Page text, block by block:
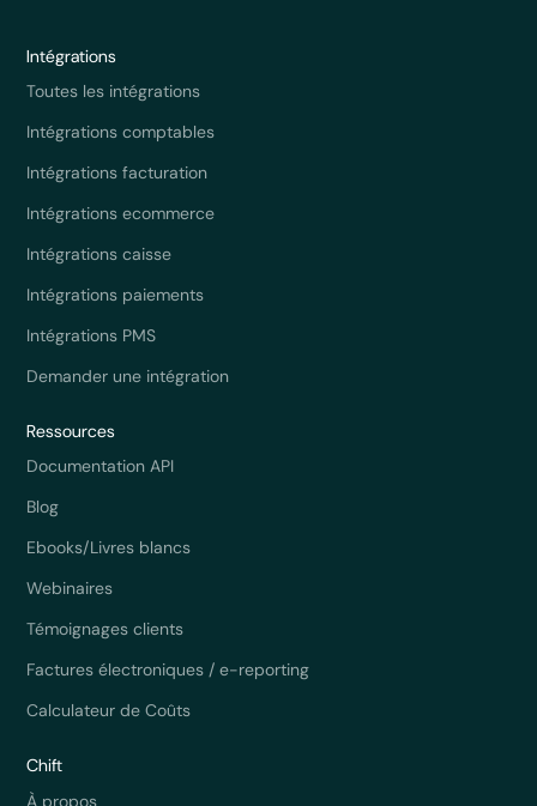
Intégrations
Toutes les intégrations
Intégrations comptables
Intégrations facturation
Intégrations ecommerce
Intégrations caisse
Intégrations paiements
Intégrations PMS
Demander une intégration
Ressources
Documentation API
Blog
Ebooks/Livres blancs
Webinaires
Témoignages clients
Factures électroniques / e-reporting
Calculateur de Coûts
Chift
À propos